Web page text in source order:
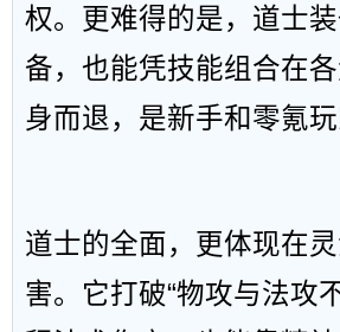
权。更难得的是，道士
备，也能凭技能组合在
身而退，是新手和零氪
道士的全面，更体现在
害。它打破“物攻与法攻